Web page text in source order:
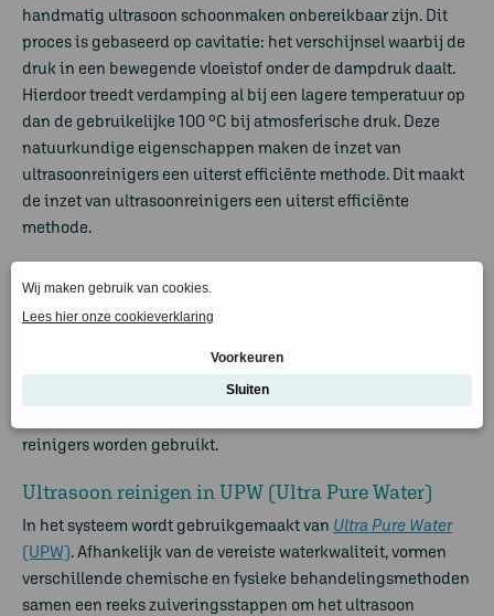
handmatig ultrasoon schoonmaken onbereikbaar zijn. Dit
proces is gebaseerd op cavitatie: het verschijnsel waarbij de
druk in een bewegende vloeistof onder de dampdruk daalt.
Hierdoor treedt verdamping al bij een lagere temperatuur op
dan de gebruikelijke 100 °C bij atmosferische druk. Deze
natuurkundige eigenschappen maken de inzet van
ultrasoonreinigers een uiterst efficiënte methode. Dit maakt
de inzet van ultrasoonreinigers een uiterst efficiënte
methode.
Kunststof baden voor
Een kunststofbadis geschikt voor het uitvoeren van de
. Het is een van de beste opties,
aangezien kunststof zeer goed bestand is tegen de meeste
reinigersworden gebruikt.
Ultrasoon reinigen in UPW (Ultra Pure Water)
In het systeem wordt gebruikgemaakt van Ultra Pure Water
(UPW). Afhankelijk van de vereiste waterkwaliteit, vormen
verschillende chemische en fysieke behandelingsmethoden
samen een reeks zuiveringsstappen om het ultrasoon